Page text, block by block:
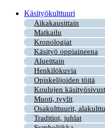
Käsityökulttuuri
Aikakausittain
Matkailu
Kronologiat
Käsityö oppiaineena
Alueittain
Henkilökuvia
Opiskelijoiden töitä
Koulujen
Muoti, tyylit
Osakulttuurit,
Traditiot, juhlat